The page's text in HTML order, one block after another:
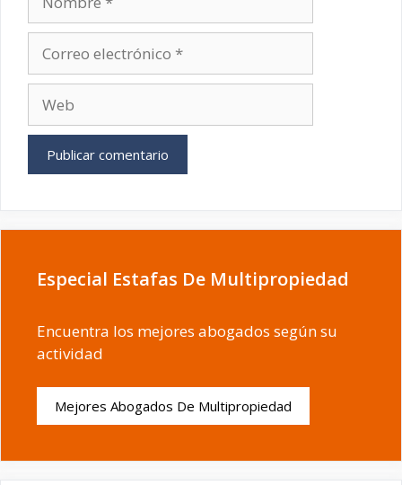
electrónico
Especial Estafas De Multipropiedad
Encuentra los mejores abogados según su
actividad
Mejores Abogados De Multipropiedad